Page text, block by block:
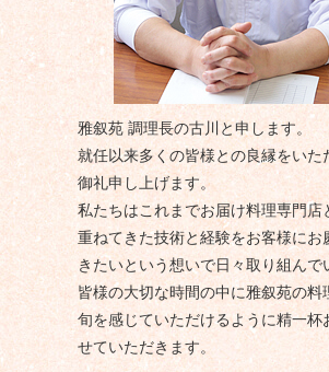
雅叙苑 調理長の古川と申します。
就任以来多くの皆様との良縁をいた
御礼申し上げます。
私たちはこれまでお届け料理専門店
重ねてきた技術と経験をお客様にお
きたいという想いで日々取り組んで
皆様の大切な時間の中に雅叙苑の料
旬を感じていただけるように精一杯
せていただきます。